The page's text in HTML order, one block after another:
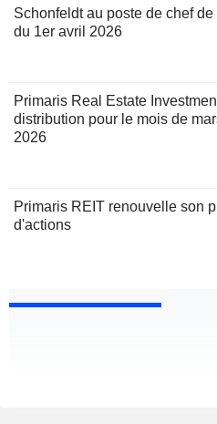
Schonfeldt au poste de chef
du 1er avril 2026
Primaris Real Estate
distribution pour le mois de
2026
Primaris REIT renouvelle son
d'actions